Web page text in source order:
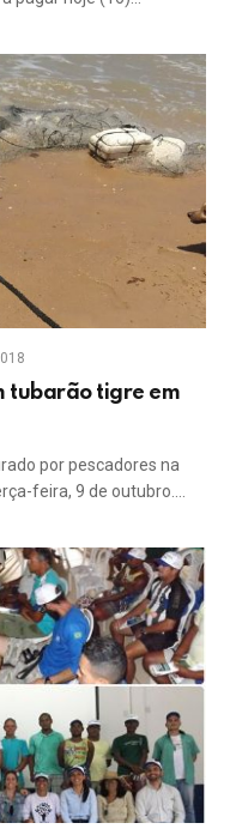
tubarão tigre em
por pescadores na
feira, 9 de outubro.…